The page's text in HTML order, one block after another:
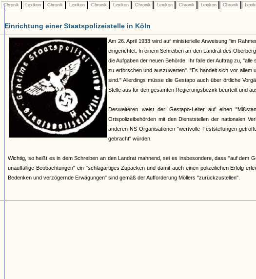
Chronik Lexikon Chronik Lexikon Chronik Lexikon Chronik Lexikon Chronik Lexikon Chronik
Einrichtung einer Staatspolizeistelle in Köln
Am 26. April 1933 wird auf ministerielle Anweisung "im
eingerichtet. In einem Schreiben an den Landrat des
die Aufgaben der neuen Behörde: Ihr falle der Auftrag zu,
zu erforschen und auszuwerten". "Es handelt sich vor allem
sind." Allerdings müsse die Gestapo auch über örtliche
Stelle aus für den gesamten Regierungsbezirk beurteilt und
Desweiteren weist der Gestapo-Leiter auf einen
Ortspolizeibehörden mit den Dienststellen der nationalen
anderen NS-Organisationen "wertvolle Feststellungen
gebracht" würden.
Wichtig, so heißt es in dem Schreiben an den Landrat mahnend, sei es insbesondere, dass "auf dem
unauffällige Beobachtungen" ein "schlagartiges Zupacken und damit auch einen polizeilichen Erfolg
Bedenken und verzögernde Erwägungen" sind gemäß der Aufforderung Möllers "zurückzustellen".